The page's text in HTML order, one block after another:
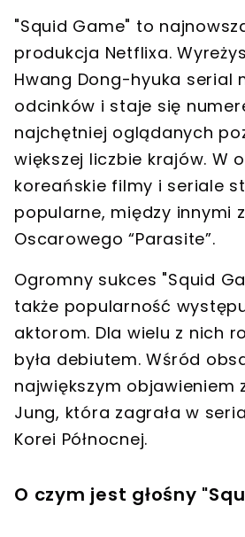
"Squid Game" to
produkcja Netflixa.
Hwang Dong-hyuka serial
odcinków i staje się
najchętniej oglądanych
większej liczbie krajów. W
koreańskie filmy i seriale
popularne, między innymi
Oscarowego “Parasite”.
Ogromny sukces "Squid
także popularność
aktorom. Dla wielu z nich
była debiutem. Wśród
największym objawieniem
Jung, która zagrała w
Korei Północnej.
O czym jest głośny